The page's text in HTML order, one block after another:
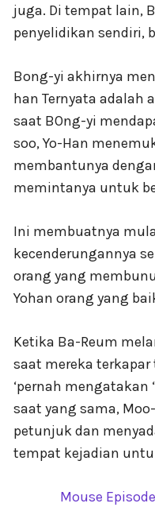
juga. Di tempat lain,
penyelidikan sendiri,
Bong-yi akhirnya
han Ternyata adalah
saat BOng-yi
soo, Yo-Han
membantunya
memintanya untuk
Ini membuatnya
kecenderungannya
orang yang
Yohan orang yang
Ketika Ba-Reum
saat mereka terkapar
‘pernah mengatakan
saat yang sama,
petunjuk dan
tempat kejadian
Mouse